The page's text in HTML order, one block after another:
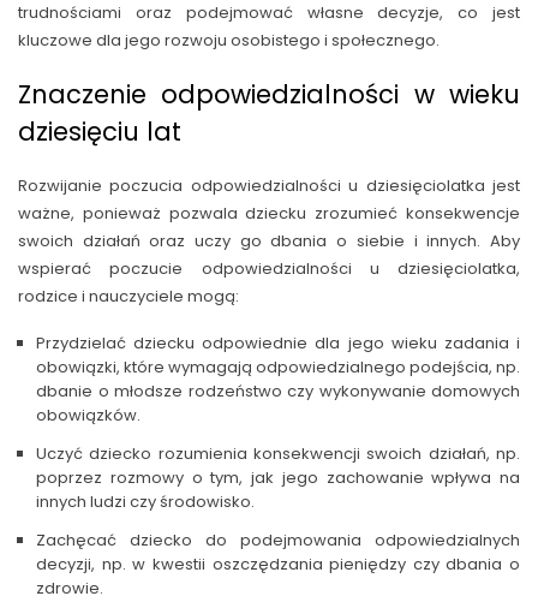
trudnościami oraz podejmować własne decyzje, co jest
kluczowe dla jego rozwoju osobistego i społecznego.
Znaczenie odpowiedzialności w wieku
dziesięciu lat
Rozwijanie poczucia odpowiedzialności u dziesięciolatka jest
ważne, ponieważ pozwala dziecku zrozumieć konsekwencje
swoich działań oraz uczy go dbania o siebie i innych. Aby
wspierać poczucie odpowiedzialności u dziesięciolatka,
rodzice i nauczyciele mogą:
Przydzielać dziecku odpowiednie dla jego wieku zadania i
obowiązki, które wymagają odpowiedzialnego podejścia, np.
dbanie o młodsze rodzeństwo czy wykonywanie domowych
obowiązków.
Uczyć dziecko rozumienia konsekwencji swoich działań, np.
poprzez rozmowy o tym, jak jego zachowanie wpływa na
innych ludzi czy środowisko.
Zachęcać dziecko do podejmowania odpowiedzialnych
decyzji, np. w kwestii oszczędzania pieniędzy czy dbania o
zdrowie.